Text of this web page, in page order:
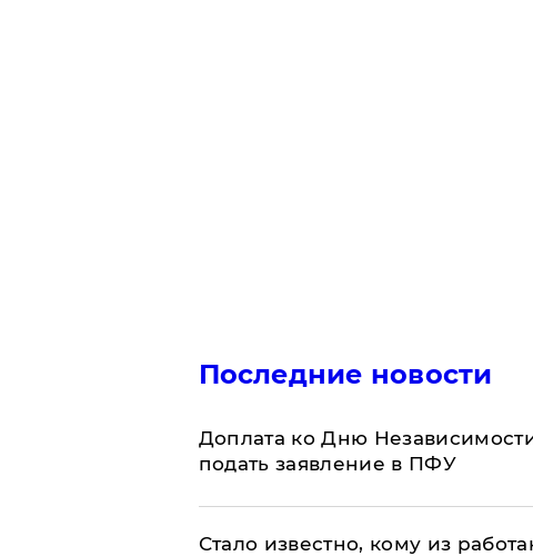
Последние новости
Доплата ко Дню
подать заявление в ПФУ
Стало известно, кому из